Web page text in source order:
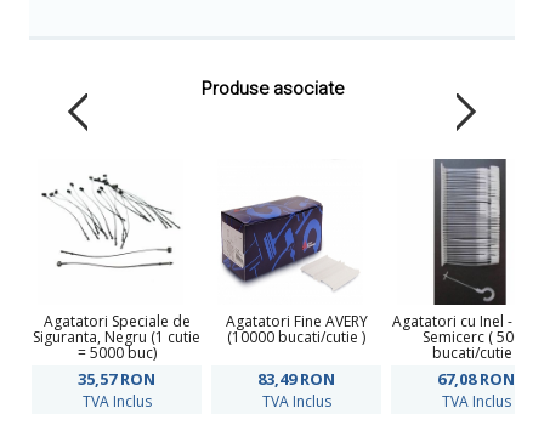
Produse asociate
Agatatori Speciale de
Siguranta, Negru (1 cutie
= 5000 buc)
35,57RON
TVA Inclus
Agatatori Fine AVERY
(10000 bucati/cutie )
83,49RON
TVA Inclus
Agatatori cu Inel -
Semicerc ( 5000
bucati/cutie )
67,08RON
TVA Inclus